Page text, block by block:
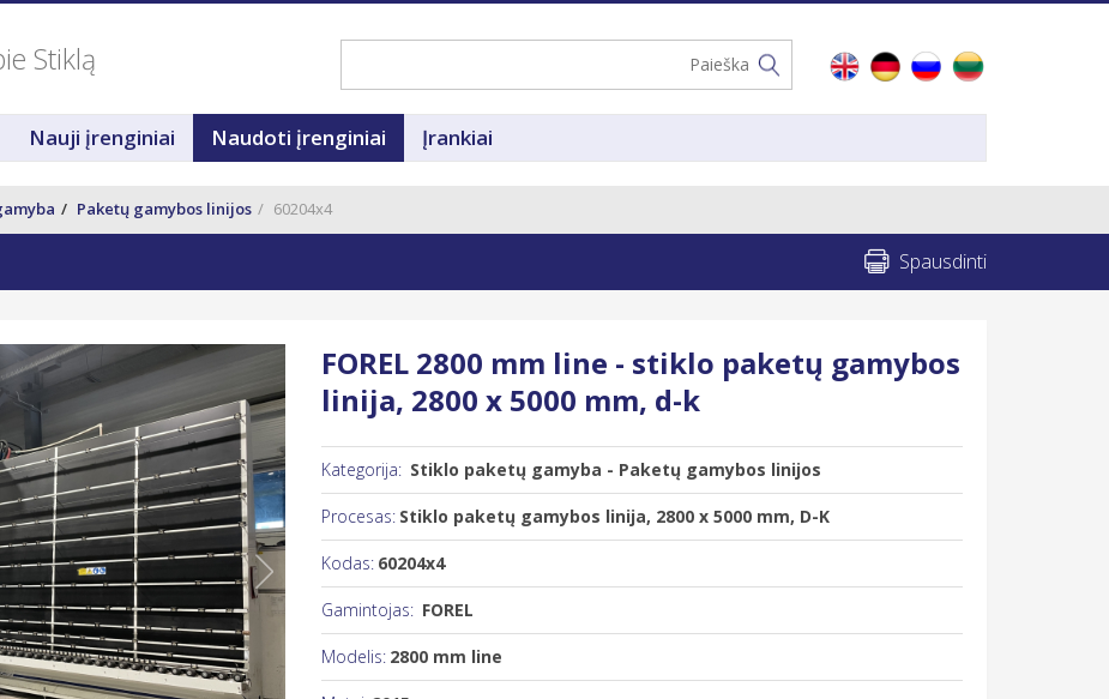
Stiklą
Nauji įrenginiai Naudoti įrenginiai Įrankiai
Paketų gamybos linijos 60204x4
Spausdinti
FOREL 2800 mm line - stiklo paketų gamybos
linija, 2800 x 5000 mm, d-k
Kategorija: Stiklo paketų gamyba - Paketų gamybos linijos
Procesas: Stiklo paketų gamybos linija, 2800 x 5000 mm, D-K
Kodas: 60204x4
Gamintojas: FOREL
Modelis: 2800 mm line